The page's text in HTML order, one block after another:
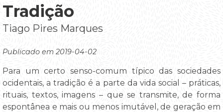
Tradição
Tiago Pires Marques
Publicado em 2019-04-02
Para um certo senso-comum típico das sociedades
ocidentais, a tradição é a parte da vida social – práticas,
rituais, textos, imagens – que se transmite, de forma
espontânea e mais ou menos imutável, de geração em